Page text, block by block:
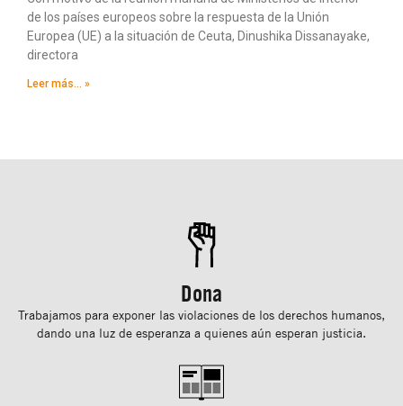
de los países europeos sobre la respuesta de la Unión
Europea (UE) a la situación de Ceuta, Dinushika Dissanayake,
directora
Leer más... »
Dona
Trabajamos para exponer las violaciones de los derechos humanos,
dando una luz de esperanza a quienes aún esperan justicia.